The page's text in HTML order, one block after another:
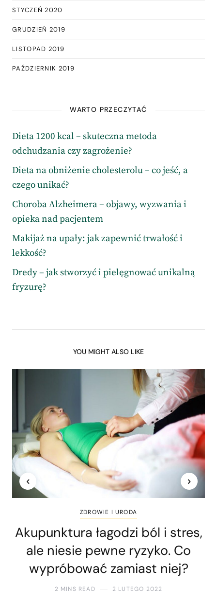
STYCZEŃ 2020
GRUDZIEŃ 2019
LISTOPAD 2019
PAŹDZIERNIK 2019
WARTO PRZECZYTAĆ
Dieta 1200 kcal – skuteczna metoda
odchudzania czy zagrożenie?
Dieta na obniżenie cholesterolu – co jeść, a
czego unikać?
Choroba Alzheimera – objawy, wyzwania i
opieka nad pacjentem
Makijaż na upały: jak zapewnić trwałość i
lekkość?
Dredy – jak stworzyć i pielęgnować unikalną
fryzurę?
YOU MIGHT ALSO LIKE
ZDROWIE I URODA
Akupunktura łagodzi ból i stres,
ale niesie pewne ryzyko. Co
wypróbować zamiast niej?
2 MINS READ 2 LUTEGO 2022